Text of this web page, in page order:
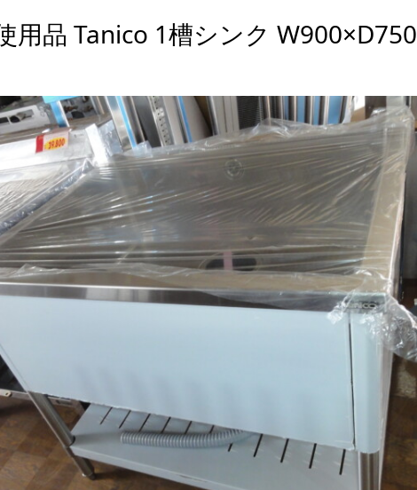
用品 Tanico 1槽シンク W900×D750